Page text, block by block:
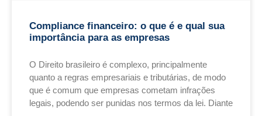
Compliance financeiro: o que é e qual sua
importância para as empresas
O Direito brasileiro é complexo, principalmente
quanto a regras empresariais e tributárias, de modo
que é comum que empresas cometam infrações
legais, podendo ser punidas nos termos da lei. Diante